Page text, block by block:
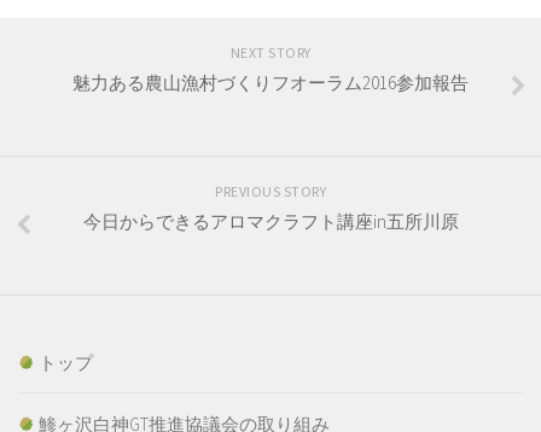
NEXT STORY
魅力ある農山漁村づくりフオーラム2016参加報告
PREVIOUS STORY
今日からできるアロマクラフト講座in五所川原
トップ
鯵ヶ沢白神GT推進協議会の取り組み